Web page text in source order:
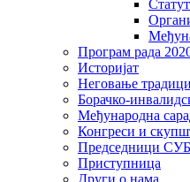
Програм рада
Историјат
Неговање
Борачко-
Међународна
Конгреси и
Председници
Приступница